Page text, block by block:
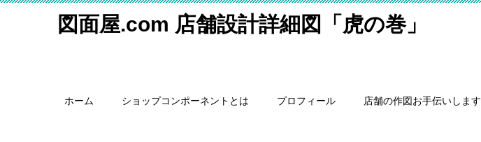
図面屋.com 店舗設計詳細図「虎の巻」
ホーム ショップコンポーネントとは プロフィール 店舗の作図お手伝いします